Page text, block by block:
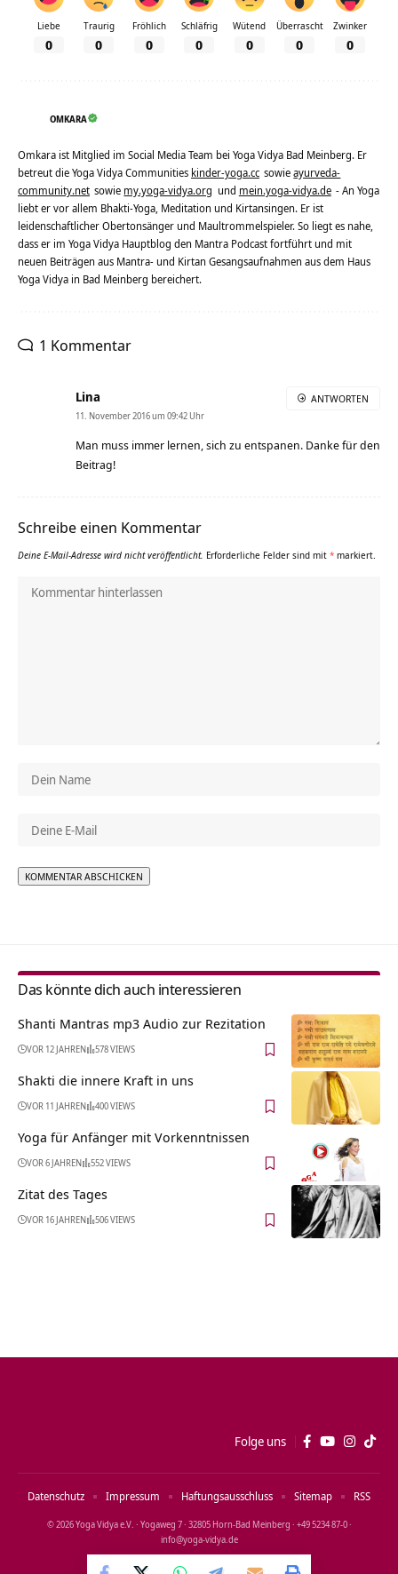
Liebe
0
Traurig
0
Fröhlich
0
Schläfrig
0
Wütend
0
Überrascht
0
Zwinker
0
OMKARA
Omkara ist Mitglied im Social Media Team bei Yoga Vidya Bad Meinberg. Er
betreut die Yoga Vidya Communities kinder-yoga.cc sowieayurveda-
community.net sowie my.yoga-vidya.org und mein.yoga-vidya.de - An Yoga
liebt er vor allem Bhakti-Yoga, Meditation und Kirtansingen. Er ist
leidenschaftlicher Obertonsänger und Maultrommelspieler. So liegt es nahe,
dass er im Yoga Vidya Hauptblog den Mantra Podcast fortführt und mit
neuen Beiträgen aus Mantra- und Kirtan Gesangsaufnahmen aus dem Haus
Yoga Vidya in Bad Meinberg bereichert.
1 Kommentar
Lina
11. November 2016 um 09:42 Uhr
Man muss immer lernen, sich zu entspanen. Danke für den
Beitrag!
ANTWORTEN
Schreibe einen Kommentar
Deine E-Mail-Adresse wird nicht veröffentlicht. Erforderliche Felder sind mit * markiert.
Das könnte dich auch interessieren
Shanti Mantras mp3 Audio zur Rezitation
VOR 12 JAHREN 578 VIEWS
Shakti die innere Kraft in uns
VOR 11 JAHREN 400 VIEWS
Yoga für Anfänger mit Vorkenntnissen
VOR 6 JAHREN 552 VIEWS
Zitat des Tages
VOR 16 JAHREN 506 VIEWS
Folge uns
© 2026 Yoga Vidya e.V. · Yogaweg 7 · 32805 Horn‑Bad Meinberg · +49 5234 87‑0 ·
info@yoga‑vidya.de
Datenschutz Impressum Haftungsausschluss Sitemap RSS